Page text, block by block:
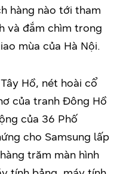
hàng nào tới tham
và đắm chìm trong
mùa của Hà Nội.
Hồ, nét hoài cổ
của tranh Đông Hồ
của 36 Phố
cho Samsung lấp
trăm màn hình